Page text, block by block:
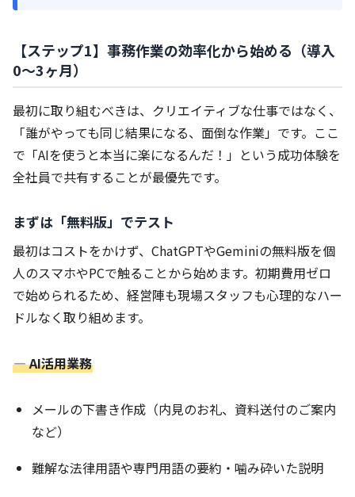
【ステップ1】事務作業の効率化から始める（導入
0〜3ヶ月）
最初に取り組むべきは、クリエイティブな仕事ではなく、
「誰がやっても同じ結果になる、面倒な作業」です。ここ
で「AIを使うと本当に楽になるんだ！」という成功体験を
全社員で共有することが最優先です。
まずは「無料版」でテスト
最初はコストをかけず、ChatGPTやGeminiの無料版を個
人のスマホやPCで触ることから始めます。初期費用ゼロ
で始められるため、経営陣も現場スタッフも心理的なハー
ドルなく取り組めます。
― AI活用業務
メールの下書き作成（内見のお礼、資料送付のご案内
など）
難解な法律用語や専門用語の要約・噛み砕いた説明